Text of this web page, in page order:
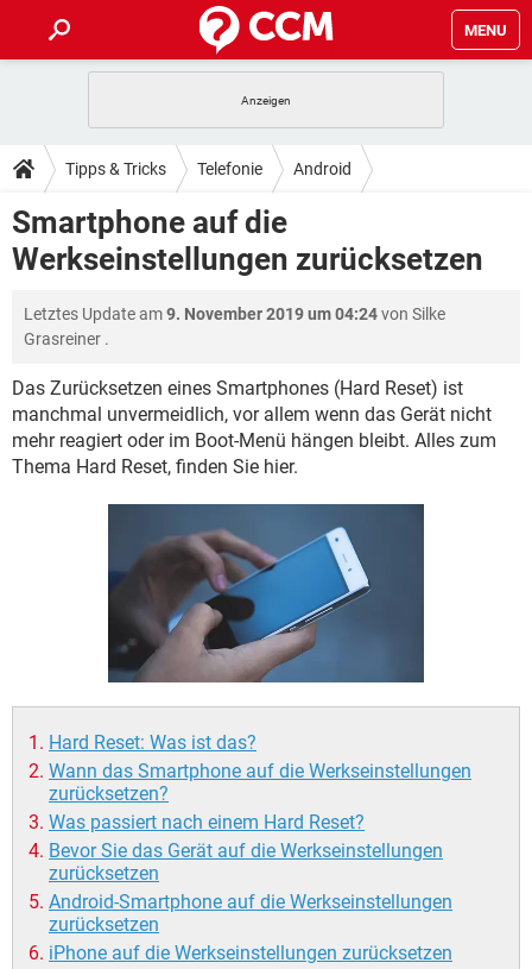
MENU
ANDROID IOS
WINDOWS 10 INSTAGRAM
WHATSAPP TIKTOK
TIPPS & TRICKS
SPIELE STREAMING
ANDROID IOS
WHATSAPP TIKTOK
DOWNLOADS
SPIELE STREAMING
WINDOWS 10
WHATSAPP
FACEBOOK HARDWARE
FORUM
SPIELE STREAMING
WINDOWS 10 INSTAGRAM
WHATSAPP TIKTOK
LEXIKON
SPIELE STREAMING
ANDROID IOS
WINDOWS 10 INSTAGRAM
HARDWARE
Tipps & Tricks Telefonie Android
Smartphone auf die
Werkseinstellungen zurücksetzen
Letztes Update am9. November 2019 um 04:24von Silke
Grasreiner .
Das Zurücksetzen eines Smartphones (Hard Reset) ist
manchmal unvermeidlich, vor allem wenn das Gerät nicht
mehr reagiert oder im Boot-Menü hängen bleibt. Alles zum
Thema Hard Reset, finden Sie hier.
Hard Reset: Was ist das?
Wann das Smartphone auf die Werkseinstellungen
zurücksetzen?
Was passiert nach einem Hard Reset?
Bevor Sie das Gerät auf die Werkseinstellungen
zurücksetzen
Android-Smartphone auf die Werkseinstellungen
zurücksetzen
iPhone auf die Werkseinstellungen zurücksetzen